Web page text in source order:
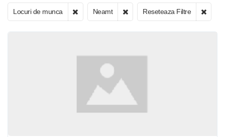
Locuri de munca Neamt Reseteaza Filtre